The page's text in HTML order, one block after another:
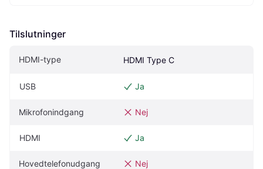
Tilslutninger
HDMI-type HDMI Type C
USB Ja
Mikrofonindgang Nej
HDMI Ja
Hovedtelefonudgang Nej